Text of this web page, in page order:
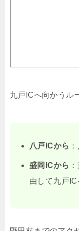
九戸ICへ向かうル
八戸ICから
盛岡ICから
由して九戸IC